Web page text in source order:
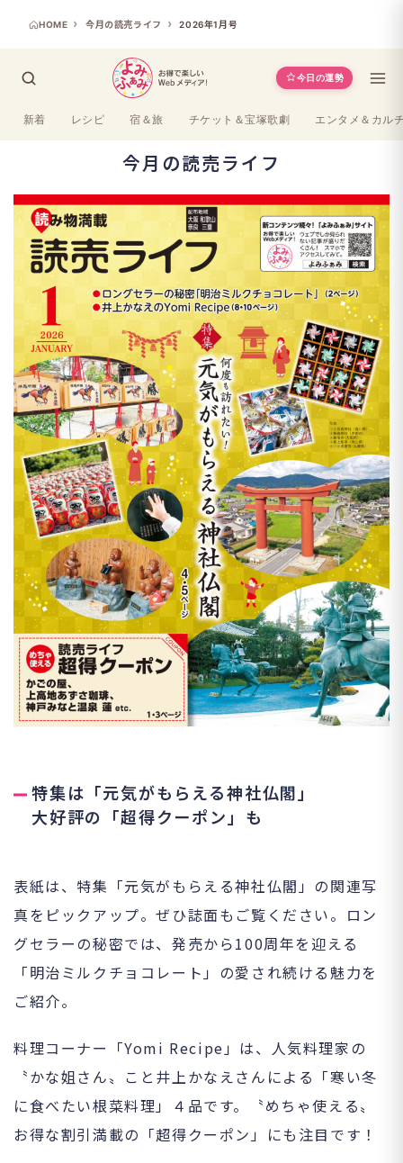
HOME 今月の読売ライフ 2026年1月号
今日の運勢
新着 レシピ 宿＆旅 チケット＆宝塚歌劇 エンタメ＆カル
今月の読売ライフ
特集は「元気がもらえる神社仏閣」
大好評の「超得クーポン」も
表紙は、特集「元気がもらえる神社仏閣」の関連写
真をピックアップ。ぜひ誌面もご覧ください。ロン
グセラーの秘密では、発売から100周年を迎える
「明治ミルクチョコレート」の愛され続ける魅力を
ご紹介。
料理コーナー「Yomi Recipe」は、人気料理家の
〝かな姐さん〟こと井上かなえさんによる「寒い冬
に食べたい根菜料理」４品です。〝めちゃ使える〟
お得な割引満載の「超得クーポン」にも注目です！